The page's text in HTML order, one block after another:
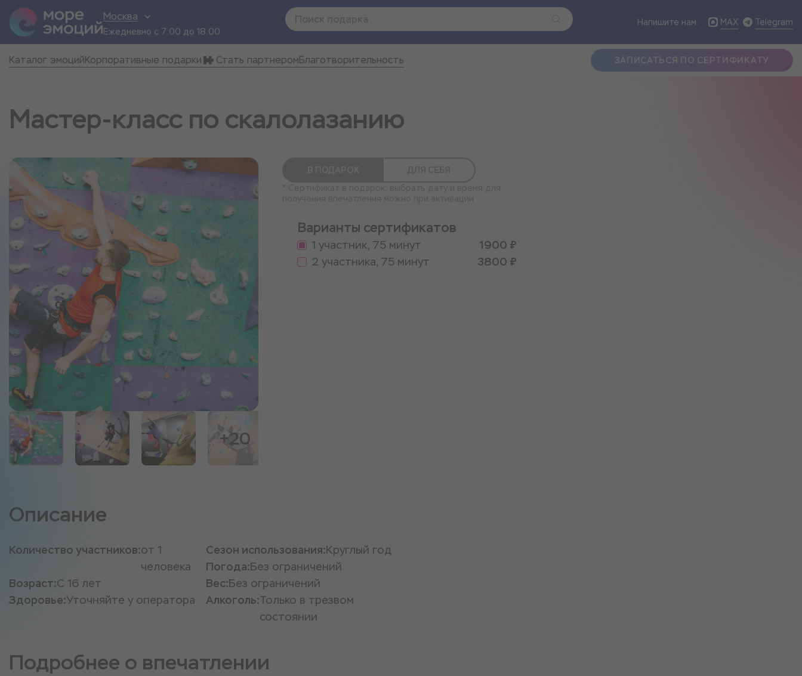
Москва
Ежедневно с 7:00 до 18:00
Напишите нам: MAX Telegram
Каталог эмоцийКорпоративные подарки Стать партнеромБлаготворительность ЗАПИСАТЬСЯ ПО СЕРТИФИКАТУ
Мастер-класс по скалолазанию
+20
Варианты сертификатов
1 участник, 75 минут
1900 ₽
2 участника, 75 минут
3800 ₽
Описание
Количество участников:от 1
человека
Возраст:С 16 лет
Здоровье:Уточняйте у оператора
Сезон использования:Круглый год
Погода:Без ограничений
Вес:Без ограничений
Алкоголь:Только в трезвом
состоянии
Подробнее о впечатлении